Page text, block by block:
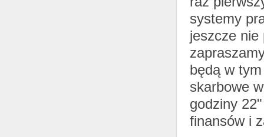
systemy
jeszcze nie
będą w
skarbowe
godziny
finansów i